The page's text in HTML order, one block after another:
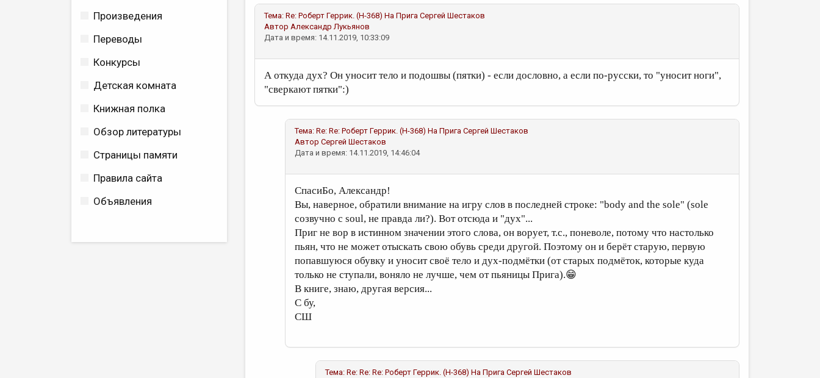
Произведения
Переводы
Конкурсы
Детская комната
Книжная полка
Обзор литературы
Страницы памяти
Правила сайта
Объявления
Тема: Re: Роберт Геррик. (Н-368) На Прига Сергей Шестаков
Автор Александр Лукьянов
Дата и время: 14.11.2019, 10:33:09
А откуда дух? Он уносит тело и подошвы (пятки) - если дословно, а если по-русски, то "уносит ноги",
"сверкают пятки":)
Тема: Re: Re: Роберт Геррик. (Н-368) На Прига Сергей Шестаков
Автор Сергей Шестаков
Дата и время: 14.11.2019, 14:46:04
СпасиБо, Александр!
Вы, наверное, обратили внимание на игру слов в последней строке: "body and the sole" (sole
созвучно с soul, не правда ли?). Вот отсюда и "дух"...
Приг не вор в истинном значении этого слова, он ворует, т.с., поневоле, потому что настолько
пьян, что не может отыскать свою обувь среди другой. Поэтому он и берёт старую, первую
попавшуюся обувку и уносит своё тело и дух-подмётки (от старых подмёток, которые куда
только не ступали, воняло не лучше, чем от пьяницы Прига).😁
В книге, знаю, другая версия...
С бу,
СШ
Тема: Re: Re: Re: Роберт Геррик. (Н-368) На Прига Сергей Шестаков